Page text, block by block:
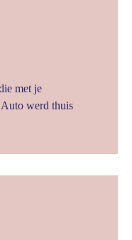
met je
Auto werd thuis